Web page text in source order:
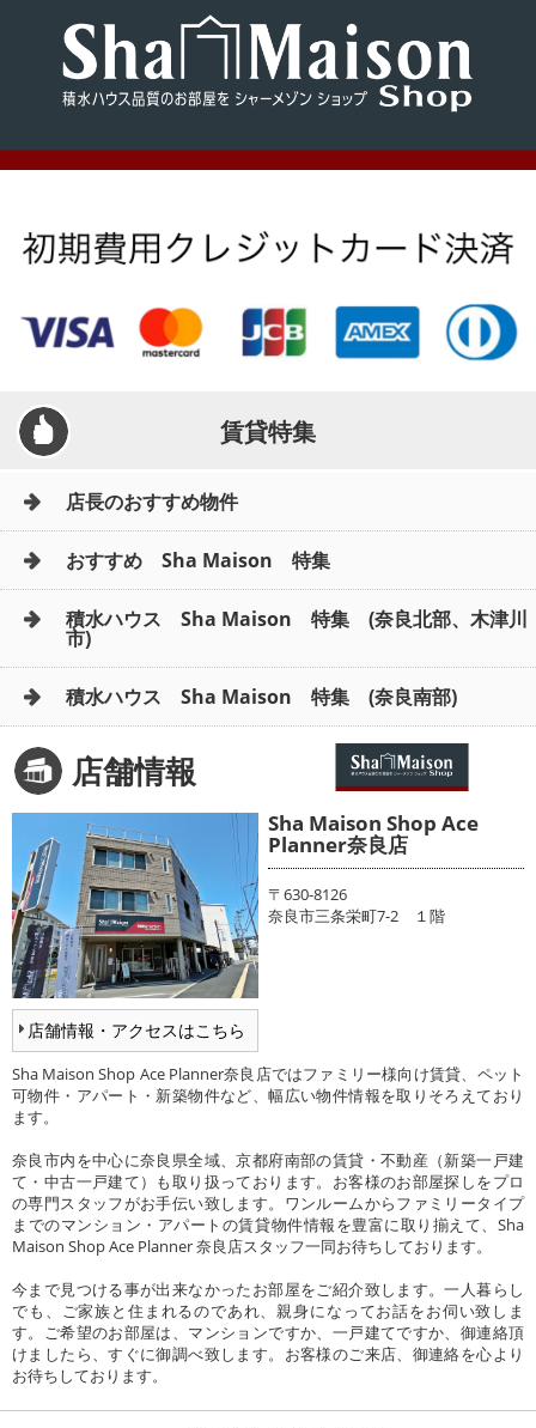
賃貸特集
店長のおすすめ物件
おすすめ Sha Maison 特集
積水ハウス Sha Maison 特集 (奈良北部、木津川
市)
積水ハウス Sha Maison 特集 (奈良南部)
店舗情報
店舗情報・アクセスはこちら
Sha Maison Shop Ace
Planner奈良店
〒630-8126
奈良市三条栄町7-2 １階
Sha Maison Shop Ace Planner奈良店ではファミリー様向け賃貸、ペット
可物件・アパート・新築物件など、幅広い物件情報を取りそろえており
ます。
奈良市内を中心に奈良県全域、京都府南部の賃貸・不動産（新築一戸建
て・中古一戸建て）も取り扱っております。お客様のお部屋探しをプロ
の専門スタッフがお手伝い致します。ワンルームからファミリータイプ
までのマンション・アパートの賃貸物件情報を豊富に取り揃えて、Sha
Maison Shop Ace Planner 奈良店スタッフ一同お待ちしております。
今まで見つける事が出来なかったお部屋をご紹介致します。一人暮らし
でも、ご家族と住まれるのであれ、親身になってお話をお伺い致しま
す。ご希望のお部屋は、マンションですか、一戸建てですか、御連絡頂
けましたら、すぐに御調べ致します。お客様のご来店、御連絡を心より
お待ちしております。